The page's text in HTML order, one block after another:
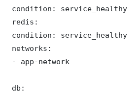
condition: service_healthy
redis:
condition: service_healthy
networks:
- app-network
db: